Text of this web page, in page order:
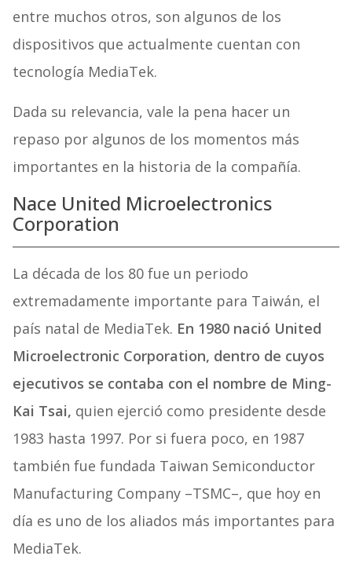
entre muchos otros, son algunos de los
dispositivos que actualmente cuentan con
tecnología MediaTek.
Dada su relevancia, vale la pena hacer un
repaso por algunos de los momentos más
importantes en la historia de la compañía.
Nace United Microelectronics
Corporation
La década de los 80 fue un periodo
extremadamente importante para Taiwán, el
país natal de MediaTek. En 1980 nació United
Microelectronic Corporation, dentro de cuyos
ejecutivos se contaba con el nombre de Ming-
Kai Tsai, quien ejerció como presidente desde
1983 hasta 1997. Por si fuera poco, en 1987
también fue fundada Taiwan Semiconductor
Manufacturing Company –TSMC–, que hoy en
día es uno de los aliados más importantes para
MediaTek.